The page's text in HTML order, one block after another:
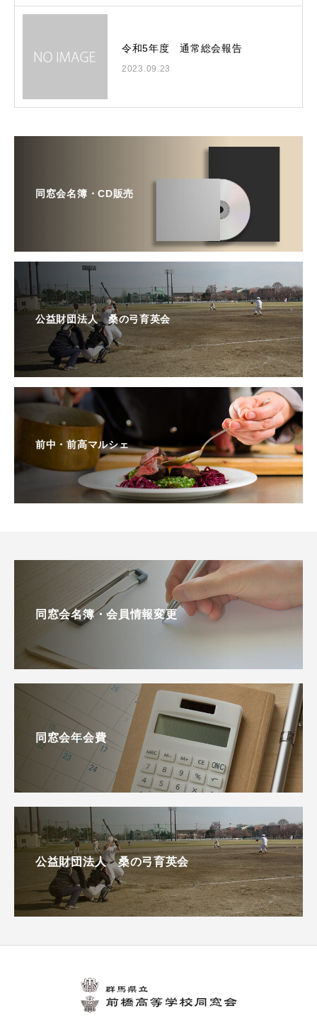
令和5年度 通常総会報告
2023.09.23
同窓会名簿・CD販売
公益財団法人 桑の弓育英会
前中・前高マルシェ
同窓会名簿・会員情報変更
同窓会年会費
公益財団法人 桑の弓育英会